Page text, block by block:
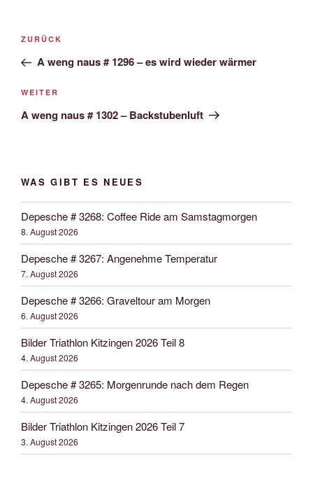
Beitrags-
Vorheriger
Beitrag
ZURÜCK
A weng naus # 1296 – es wird wieder wärmer
Nächster
Beitrag
WEITER
A weng naus # 1302 – Backstubenluft
WAS GIBT ES NEUES
Depesche # 3268: Coffee Ride am Samstagmorgen
8. August 2026
Depesche # 3267: Angenehme Temperatur
7. August 2026
Depesche # 3266: Graveltour am Morgen
6. August 2026
Bilder Triathlon Kitzingen 2026 Teil 8
4. August 2026
Depesche # 3265: Morgenrunde nach dem Regen
4. August 2026
Bilder Triathlon Kitzingen 2026 Teil 7
3. August 2026